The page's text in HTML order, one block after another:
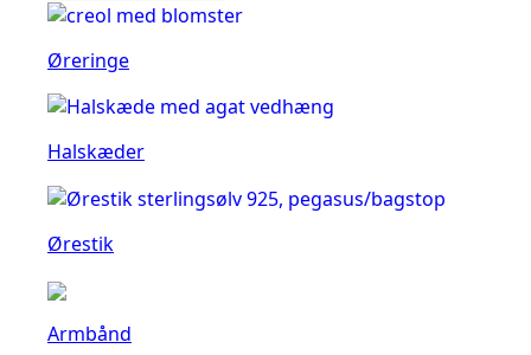
Øreringe
Halskæder
Ørestik
Armbånd